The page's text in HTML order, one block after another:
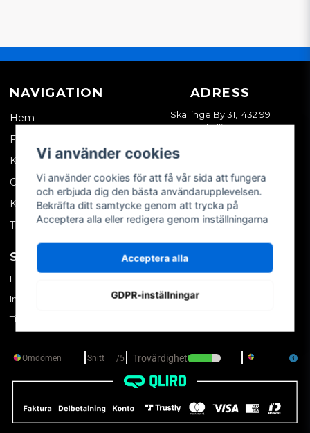
NAVIGATION
Hem
Företagskund
Kontakta oss
Om oss
Köpvillkor
Tips & trix
ADRESS
Skällinge By 31, 432 99
Skällinge
SOCIALA MEDIER
Facebook
Instagram
TikTok
MITT KONTO
Skapa konto
Vi använder cookies
Vi använder cookies för att få vår sida att fungera
och erbjuda dig den bästa användarupplevelsen.
Bekräfta ditt samtycke genom att trycka på
Acceptera alla eller redigera genom inställningarna
Acceptera alla
GDPR-inställningar